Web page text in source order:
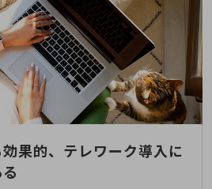
インで
ルショップ
・お見積りはこちら
果的、テレワーク導入に